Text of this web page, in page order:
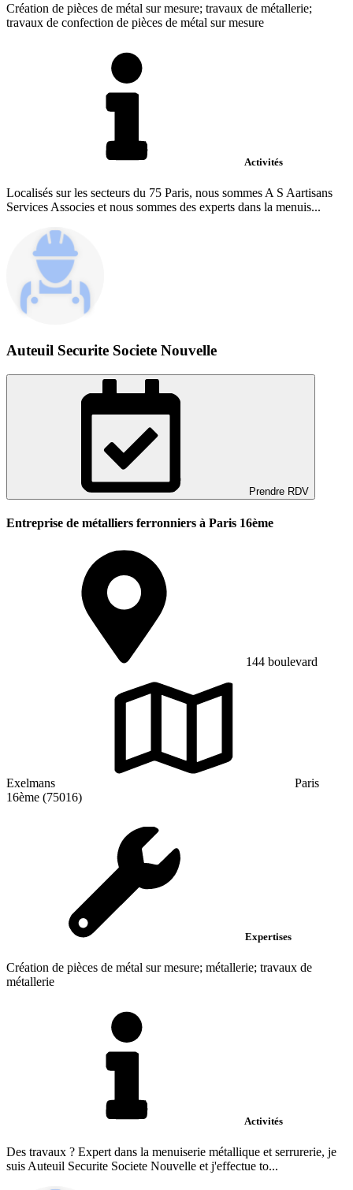
Création de pièces de métal sur mesure; travaux de métallerie;
travaux de confection de pièces de métal sur mesure
Activités
Localisés sur les secteurs du 75 Paris, nous sommes A S Aartisans
Services Associes et nous sommes des experts dans la menuis...
Auteuil Securite Societe Nouvelle
Prendre RDV
Entreprise de métalliers ferronniers à Paris 16ème
144 boulevard
Exelmans
Paris
16ème (75016)
Expertises
Création de pièces de métal sur mesure; métallerie; travaux de
métallerie
Activités
Des travaux ? Expert dans la menuiserie métallique et serrurerie, je
suis Auteuil Securite Societe Nouvelle et j'effectue to...